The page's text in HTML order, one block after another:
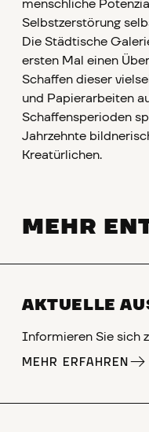
menschliche
Selbstzerstörung
Die Städtische
ersten Mal einen
Schaffen dieser
und Papierarbeiten
Schaffensperioden
Jahrzehnte
Kreatürlichen.
MEHR
AKTUELLE
Informieren Sie sich
MEHR ERFAHREN